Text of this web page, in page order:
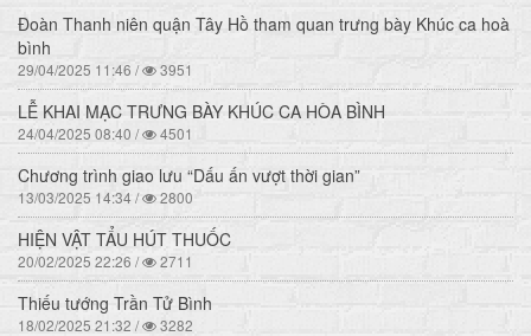
Đoàn Thanh niên quận Tây Hồ tham quan trưng bày Khúc ca hoà
bình
29/04/2025 11:46 / 3951
LỄ KHAI MẠC TRƯNG BÀY KHÚC CA HÒA BÌNH
24/04/2025 08:40 / 4501
Chương trình giao lưu “Dấu ấn vượt thời gian”
13/03/2025 14:34 / 2800
HIỆN VẬT TẨU HÚT THUỐC
20/02/2025 22:26 / 2711
Thiếu tướng Trần Tử Bình
18/02/2025 21:32 / 3282